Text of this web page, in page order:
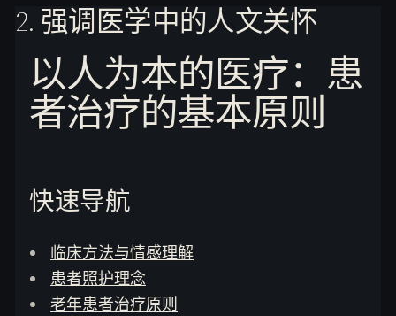
2. 强调医学中的人文关怀
以人为本的医疗：患
者治疗的基本原则
快速导航
临床方法与情感理解
患者照护理念
老年患者治疗原则